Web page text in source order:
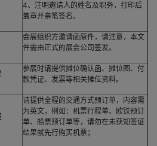
4、注明邀请人的姓名及职务，打印后
盖章并亲笔签名。
会展组织方邀请函原件，请注意，本文
件需由正式的展会公司签发。
参展时请提供摊位确认函、摊位图、付
款凭证、发票等相关摊位资料。
请提供全程的交通方式预订单，内容需
为英文，例如：机票行程单、欧铁预订
单、船票预订单等，请勿在未获知签证
结果就先行购买机票；